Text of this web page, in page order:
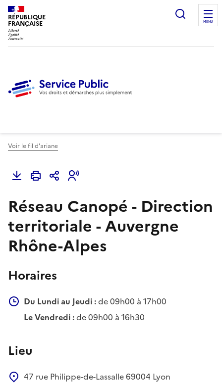
RÉPUBLIQUE
FRANÇAISE
Ouvrir
MENU
Voir le fil d'ariane
Réseau Canopé - Direction
territoriale - Auvergne
Rhône-Alpes
Horaires
Du Lundi au Jeudi :de 09h00 à 17h00
Le Vendredi :de 09h00 à 16h30
Lieu
47 rue Philippe-de-Lassalle69004 Lyon